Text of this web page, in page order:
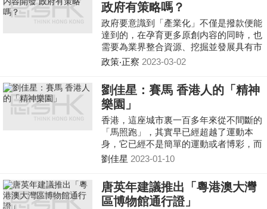
政府有策略嗎？
政府要意識到「產業化」不僅是撥款便能
達到的，在孕育更多原創内容的同時，也
需要為業界整合資源、挖掘並發展具有市
場潛力的作品、營造市場熱度、加強宣傳
票房冠軍，熱門漫畫又可以變成潮流玩
意，基礎都在於本身優秀的原創内容，而
「產業化」則能幫助原創内容發揚光大，
創造更多的經濟、文化甚至社會價值。但
願這種思維能在未來公佈的《文藝創意產
業發展藍圖》中體現。
政策‧正察 2023-03-02
劉佳星：賽馬 香港人的「精神
樂園」
香港，這座城市裏一百多年來從不間斷的
「馬照跑」，其實早已經超越了運動本
身，它已經不是簡單的運動或者博彩，而
是成為融入香港人血液的一種生活方式。
密不透風的鋼筋水泥之中，總不免有強烈
的壓抑感，而在一馬平川的馬場裏，近距
離感受馬匹的四蹄奔騰、風馳電掣，是一
劉佳星 2023-01-10
唐英年建議推出「粵港澳大灣
區博物館通行證」